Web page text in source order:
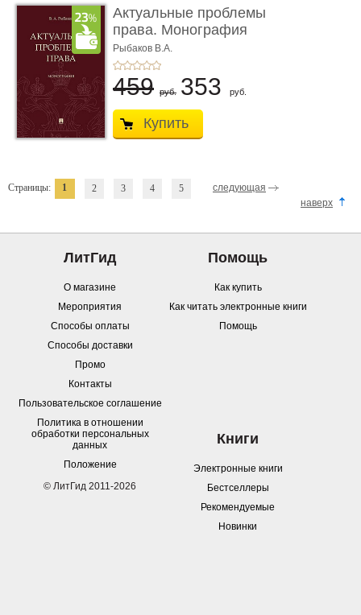
Актуальные проблемы
права. Монография
Рыбаков В.А.
459 руб. 353 руб.
Купить
Страницы: 1 2 3 4 5
следующая
наверх
ЛитГид
О магазине
Мероприятия
Способы оплаты
Способы доставки
Промо
Контакты
Пользовательское соглашение
Политика в отношении
обработки персональных
данных
Положение
© ЛитГид 2011-2026
Помощь
Как купить
Как читать электронные книги
Помощь
Книги
Электронные книги
Бестселлеры
Рекомендуемые
Новинки